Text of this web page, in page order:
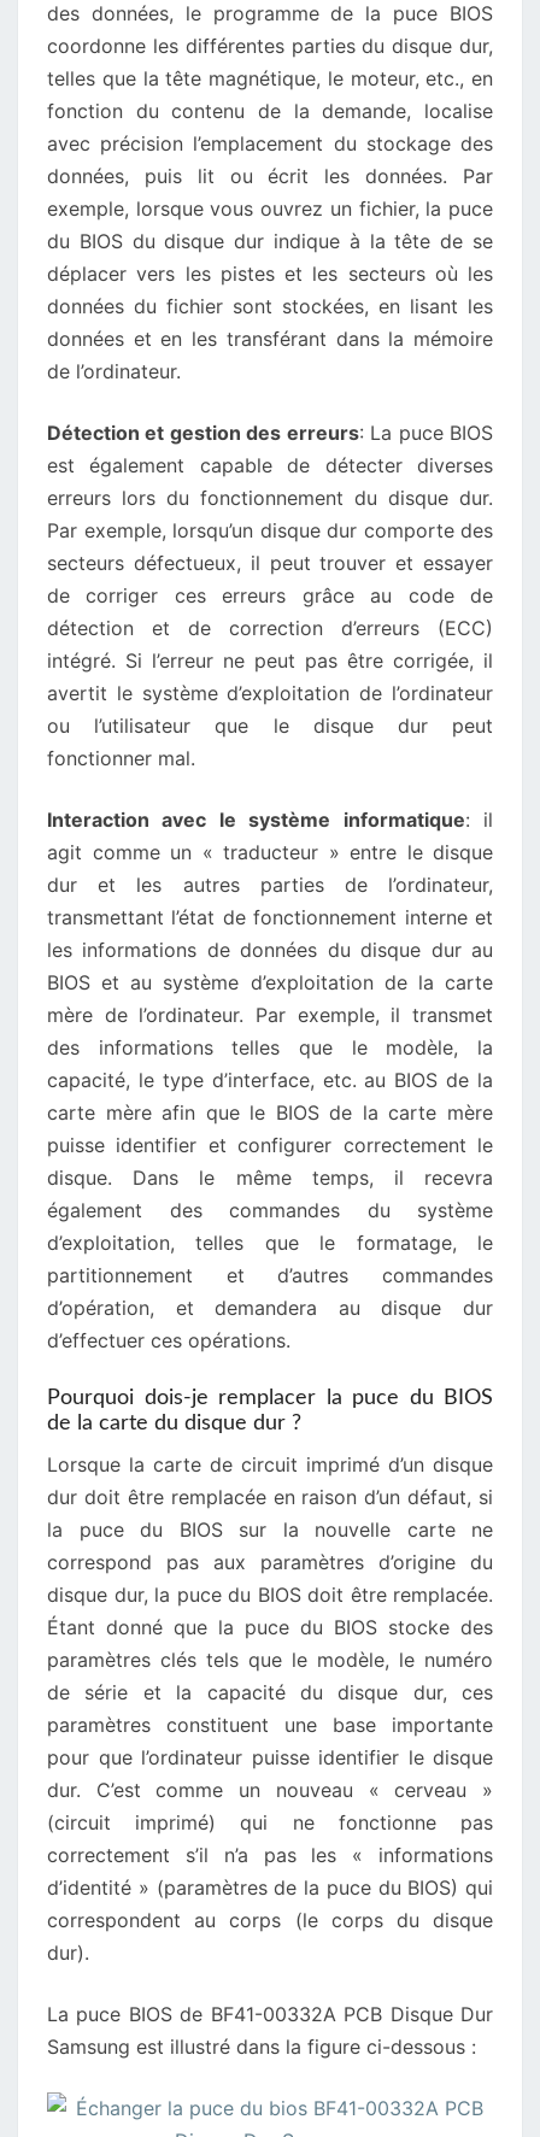
des données, le programme de la puce BIOS
coordonne les différentes parties du disque dur,
telles que la tête magnétique, le moteur, etc., en
fonction du contenu de la demande, localise
avec précision l’emplacement du stockage des
données, puis lit ou écrit les données. Par
exemple, lorsque vous ouvrez un fichier, la puce
du BIOS du disque dur indique à la tête de se
déplacer vers les pistes et les secteurs où les
données du fichier sont stockées, en lisant les
données et en les transférant dans la mémoire
de l’ordinateur.
Détection et gestion des erreurs: La puce BIOS
est également capable de détecter diverses
erreurs lors du fonctionnement du disque dur.
Par exemple, lorsqu’un disque dur comporte des
secteurs défectueux, il peut trouver et essayer
de corriger ces erreurs grâce au code de
détection et de correction d’erreurs (ECC)
intégré. Si l’erreur ne peut pas être corrigée, il
avertit le système d’exploitation de l’ordinateur
ou l’utilisateur que le disque dur peut
fonctionner mal.
Interaction avec le système informatique: il
agit comme un « traducteur » entre le disque
dur et les autres parties de l’ordinateur,
transmettant l’état de fonctionnement interne et
les informations de données du disque dur au
BIOS et au système d’exploitation de la carte
mère de l’ordinateur. Par exemple, il transmet
des informations telles que le modèle, la
capacité, le type d’interface, etc. au BIOS de la
carte mère afin que le BIOS de la carte mère
puisse identifier et configurer correctement le
disque. Dans le même temps, il recevra
également des commandes du système
d’exploitation, telles que le formatage, le
partitionnement et d’autres commandes
d’opération, et demandera au disque dur
d’effectuer ces opérations.
Pourquoi dois-je remplacer la puce du BIOS
de la carte du disque dur ?
Lorsque la carte de circuit imprimé d’un disque
dur doit être remplacée en raison d’un défaut, si
la puce du BIOS sur la nouvelle carte ne
correspond pas aux paramètres d’origine du
disque dur, la puce du BIOS doit être remplacée.
Étant donné que la puce du BIOS stocke des
paramètres clés tels que le modèle, le numéro
de série et la capacité du disque dur, ces
paramètres constituent une base importante
pour que l’ordinateur puisse identifier le disque
dur. C’est comme un nouveau « cerveau »
(circuit imprimé) qui ne fonctionne pas
correctement s’il n’a pas les « informations
d’identité » (paramètres de la puce du BIOS) qui
correspondent au corps (le corps du disque
dur).
La puce BIOS de BF41-00332A PCB Disque Dur
Samsung est illustré dans la figure ci-dessous :